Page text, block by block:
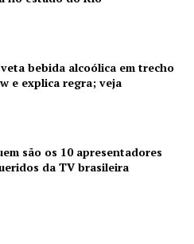
bebida alcoólica em trecho
e explica regra; veja
são os 10 apresentadores
da TV brasileira